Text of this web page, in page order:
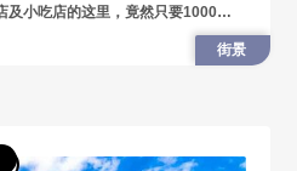
及小吃店的这里，竟然只要1000日
街景